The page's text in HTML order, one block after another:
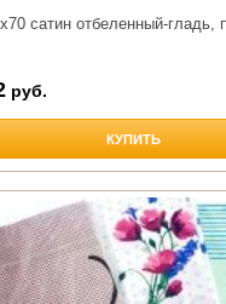
сатин отбеленный-гладь,
руб.
КУПИТЬ